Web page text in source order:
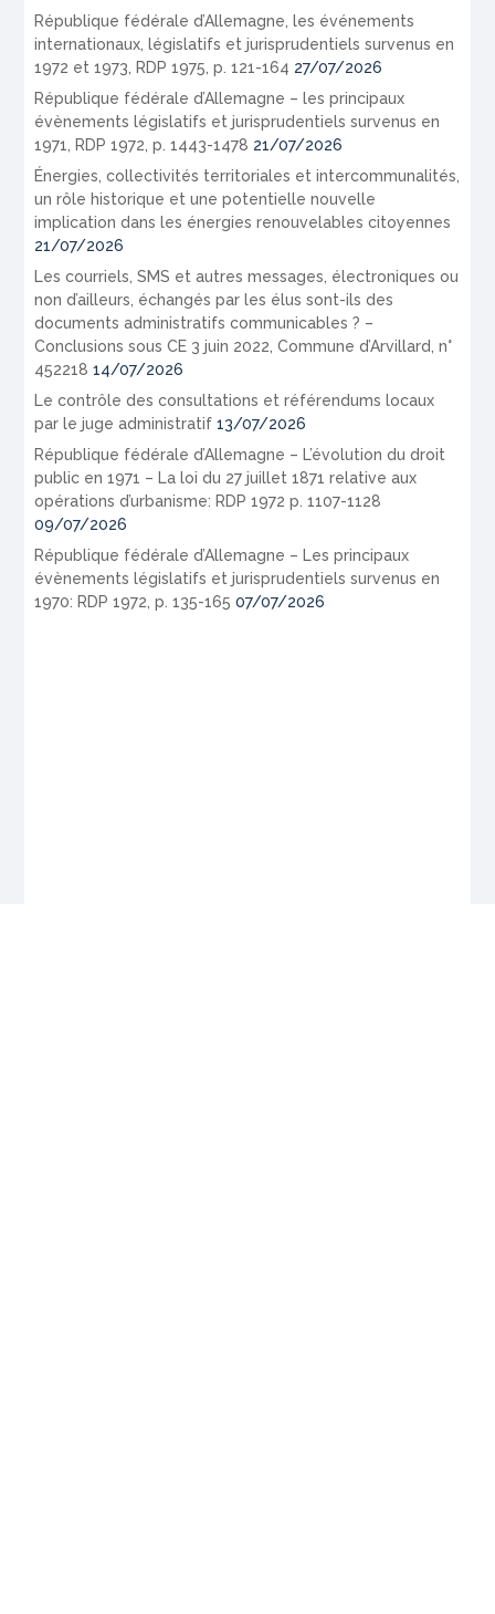
République fédérale d’Allemagne, les événements
internationaux, législatifs et jurisprudentiels survenus en
1972 et 1973, RDP 1975, p. 121-164 27/07/2026
République fédérale d’Allemagne – les principaux
évènements législatifs et jurisprudentiels survenus en
1971, RDP 1972, p. 1443-1478 21/07/2026
Énergies, collectivités territoriales et intercommunalités,
un rôle historique et une potentielle nouvelle
implication dans les énergies renouvelables citoyennes
21/07/2026
Les courriels, SMS et autres messages, électroniques ou
non d’ailleurs, échangés par les élus sont-ils des
documents administratifs communicables ? –
Conclusions sous CE 3 juin 2022, Commune d’Arvillard, n°
452218 14/07/2026
Le contrôle des consultations et référendums locaux
par le juge administratif 13/07/2026
République fédérale d’Allemagne – L’évolution du droit
public en 1971 – La loi du 27 juillet 1871 relative aux
opérations d’urbanisme: RDP 1972 p. 1107-1128
09/07/2026
République fédérale d’Allemagne – Les principaux
évènements législatifs et jurisprudentiels survenus en
1970: RDP 1972, p. 135-165 07/07/2026